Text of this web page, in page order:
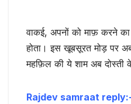
वाकई, अपनों को माफ़ करने
होता। इस खूबसूरत मोड़ पर
महफ़िल की ये शाम अब दोस्ती
Rajdev samraat reply:-